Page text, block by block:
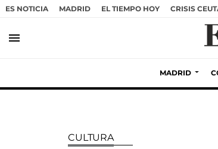
ES NOTICIA MADRID EL TIEMPO HOY CRISIS
menu
MADRID
CULTURA